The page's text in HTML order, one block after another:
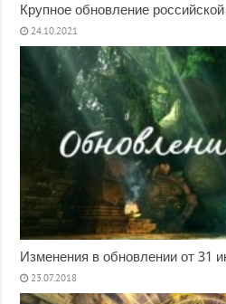
Крупное обновление
24.10.2021
Изменения в обновлении от 31
23.07.2018